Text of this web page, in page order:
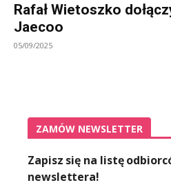
Rafał Wietoszko
Jaecoo
05/09/2025
ZAMÓW NEWSLETTER
Zapisz się na listę
newslettera!